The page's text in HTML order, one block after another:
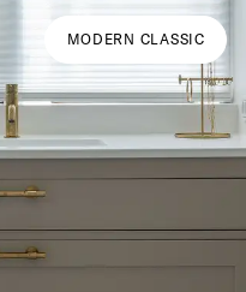
MODERN CLASSIC